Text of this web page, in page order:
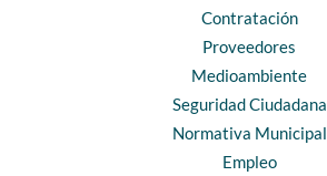
Contratación
Proveedores
Medioambiente
Seguridad Ciudadana
Normativa Municipal
Empleo